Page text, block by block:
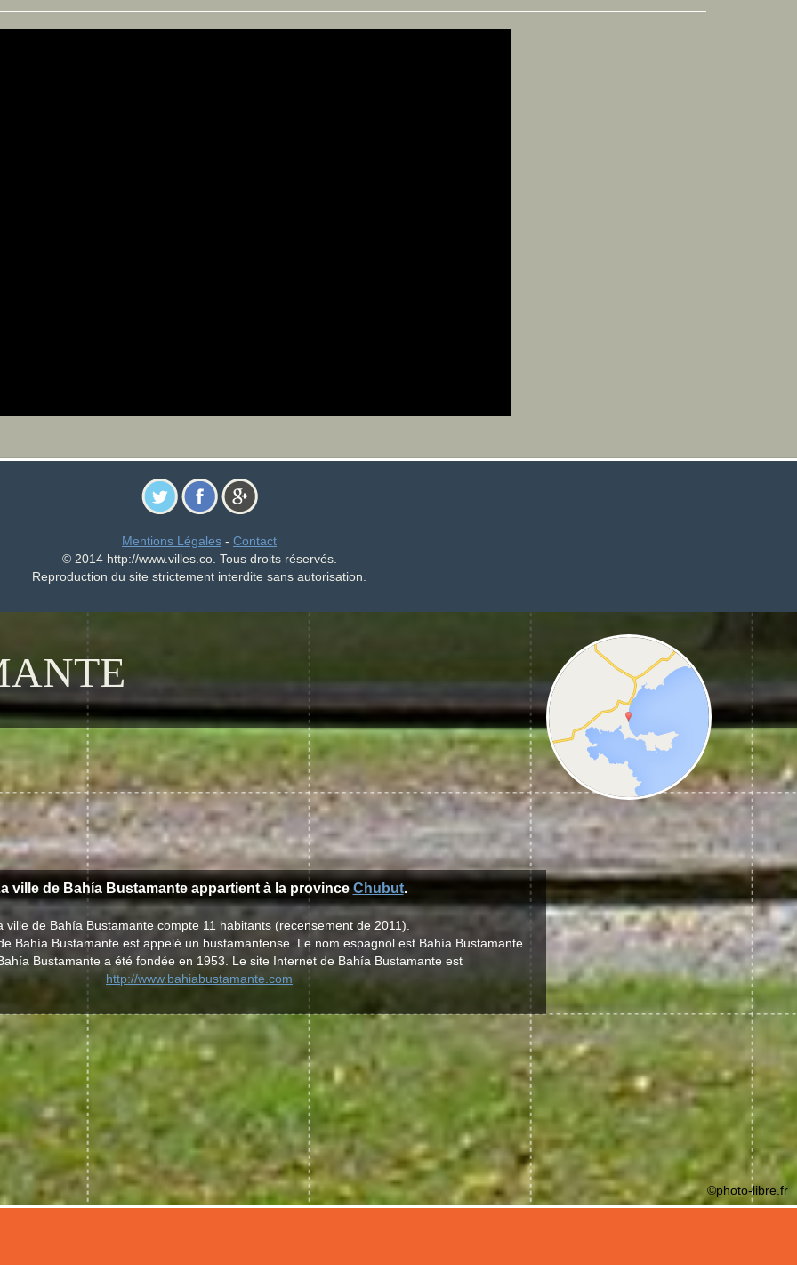
Mentions Légales - Contact
© 2014 http://www.villes.co. Tous droits réservés.
Reproduction du site strictement interdite sans autorisation.
ville de Bahía Bustamante appartient à la province Chubut.
ville de Bahía Bustamante compte 11 habitants (recensement de 2011).
Bahía Bustamante est appelé un bustamantense. Le nom espagnol est Bahía Bustamante.
Bustamante a été fondée en 1953. Le site Internet de Bahía Bustamante est
http://www.bahiabustamante.com
©photo-libre.fr